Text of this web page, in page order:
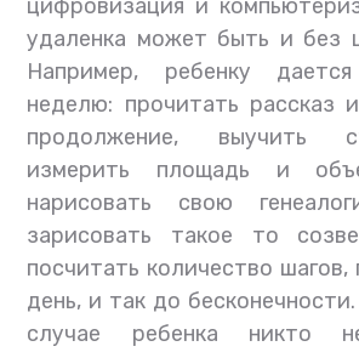
цифровизация и
удаленка может быть и без
Например, ребенку
неделю: прочитать рассказ
продолжение, выучить
измерить площадь и
нарисовать свою
зарисовать такое то
посчитать количество
день, и так до
случае ребенка никто